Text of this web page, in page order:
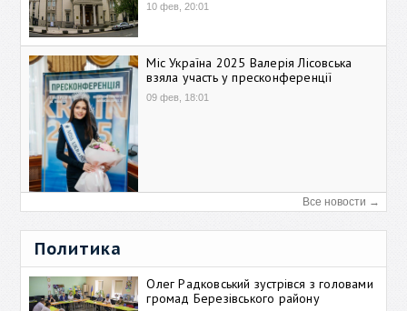
10 фев, 20:01
Міс Україна 2025 Валерія Лісовська
взяла участь у пресконференції
09 фев, 18:01
Все новости →
Политика
Олег Радковський зустрівся з головами
громад Березівського району